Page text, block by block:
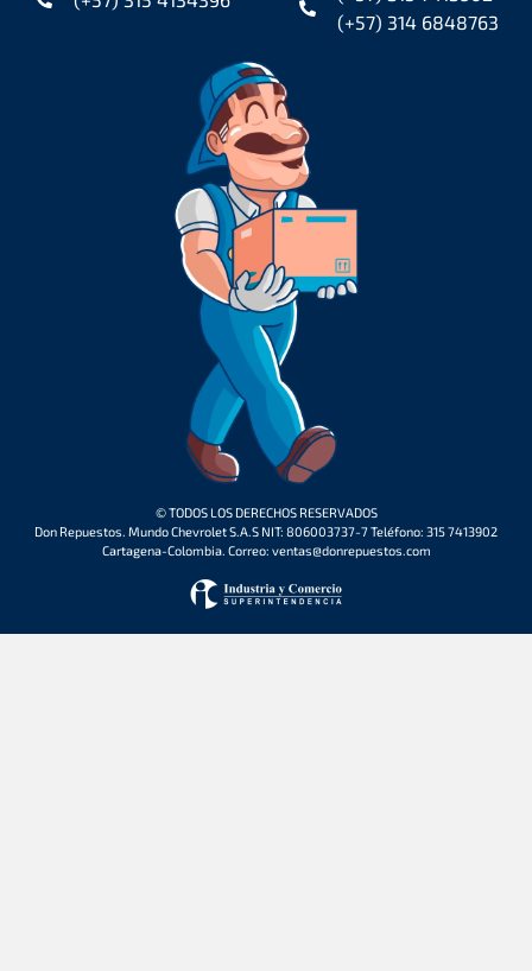
(+57) 314 6848763
© TODOS LOS DERECHOS RESERVADOS
Don Repuestos. Mundo Chevrolet S.A.S NIT: 806003737-7 Teléfono: 315 7413902
Cartagena-Colombia. Correo: ventas@donrepuestos.com